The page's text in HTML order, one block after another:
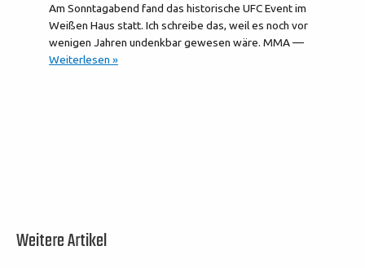
Am Sonntagabend fand das historische UFC Event im
Weißen Haus statt. Ich schreibe das, weil es noch vor
wenigen Jahren undenkbar gewesen wäre. MMA —
Weiterlesen »
Weitere Artikel